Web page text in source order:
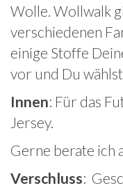
Wolle. Wollwalk
verschiedenen
einige Stoffe
vor und Du
Innen: Für das
Jersey.
Gerne berate ich
Verschluss: